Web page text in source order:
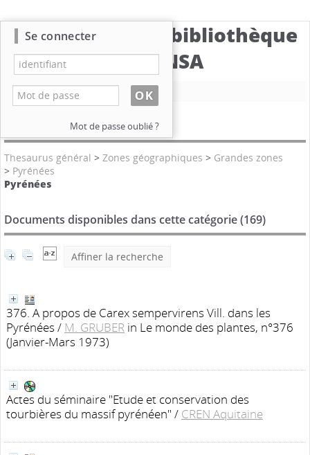
Catalogue de la bibliothèque
du CBNSA
Nouvelle recherche
Thesaurus général > Zones géographiques > Grandes zones
> Pyrénées
Pyrénées
Documents disponibles dans cette catégorie (169)
Affiner la recherche
376. A propos de Carex sempervirens Vill. dans les
Pyrénées / M. GRUBER in Le monde des plantes, n°376
(Janvier-Mars 1973)
Actes du séminaire "Etude et conservation des
tourbières du massif pyrénéen" / CREN Aquitaine
Se connecter
Mot de passe oublié ?